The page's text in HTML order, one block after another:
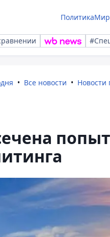
ПолитикаМир
Все новости Новости